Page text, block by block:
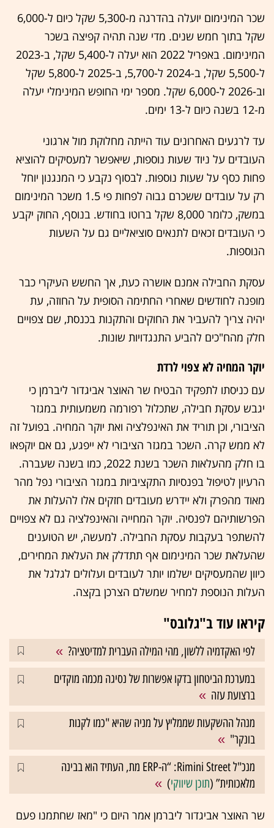
שכר המינימום יועלה בהדרגה מ-5,300 שקל כיום ל-6,000
שקל בתוך חמש שנים. מדי שנה תהיה קפיצה בשכר
המינימום. באפריל 2022 הוא יעלה ל-5,400 שקל, ב-2023
ל-5,500 שקל, ב-2024 ל-5,700, ב-2025 ל-5,800 שקל
וב-2026 ל-6,000 שקל. מספר ימי החופש המינימלי יעלה
מ-12 בשנה כיום ל-13 ימים.
עד לרגעים האחרונים עוד הייתה מחלוקת מול ארגוני
העובדים על ניוד שעות נוספות, שיאפשר למעסיקים להוציא
פחות כסף על שעות נוספות. לבסוף נקבע כי המנגנון יוחל
רק על עובדים ששכרם גבוה לפחות פי 1.5 משכר המינימום
במשק, כלומר 8,000 שקל ברוטו בחודש. בנוסף, החוק יקבע
כי העובדים זכאים לתנאים סוציאליים גם על השעות
הנוספות.
עסקת החבילה אמנם אושרה כעת, אך החשש העיקרי כבר
מופנה לחודשים שאחרי החתימה הסופית על החוזה, עת
יהיה צריך להעביר את החוקים והתקנות בכנסת, שם צפויים
חלק מהח"כים להביע התנגדויות שונות.
יוקר המחיה לא צפוי לרדת
עם כניסתו לתפקיד הבטיח שר האוצר אביגדור ליברמן כי
יגבש עסקת חבילה, שתכלול רפורמה משמעותית במגזר
הציבורי, וכן תוריד את האינפלציה ואת יוקר המחיה. בפועל זה
לא ממש קרה. השכר במגזר הציבורי לא ייפגע, גם אם יוקפאו
בו חלק מהעלאות השכר בשנת 2022, כמו בשנה שעברה.
הרעיון לטיפול בפנסיות התקציביות במגזר הציבורי נפל מהר
מאוד מהפרק ולא יידרש מעובדים חזקים אלו להעלות את
הפרשותיהם לפנסיה. יוקר המחייה והאינפלציה גם לא צפויים
להשתפר בעקבות עסקת החבילה. למעשה, יש הטוענים
שהעלאת שכר המינימום אף תתדלק את העלאת המחירים,
כיוון שהמעסיקים ישלמו יותר לעובדים ועלולים לגלגל את
העלות הנוספת למחיר שמשלם הצרכן בקצה.
קיראו עוד ב"גלובס"
לפי האקדמיה ללשון, מהי המילה העברית למדיטציה?
במערכת הביטחון בדקו אפשרות של נסיגה מכמה מוקדים
ברצועת עזה
מנהל ההשקעות שממליץ על מניה שהיא "כמו לקנות
בונקר"
מנכ"ל Rimini Street: “ה-ERP מת, העתיד הוא בבינה
מלאכותית” (תוכן שיווקי)
שר האוצר אביגדור ליברמן אמר היום כי "מאז שחתמנו פעם